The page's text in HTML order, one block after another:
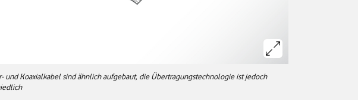
und Koaxialkabel sind ähnlich aufgebaut, die Übertragungstechnologie ist jedoch